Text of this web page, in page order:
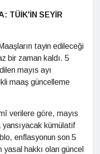
TÜİK'İN SEYİR
Maaşların tayin edileceği
bir zaman kaldı. 5
mayıs ayı
maaş güncelleme
verilere göre, mayıs
yansıyacak kümülatif
enflasyonun son 5
hakkı olan güncel